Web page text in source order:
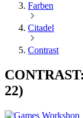
Farben
Citadel
Contrast
22)